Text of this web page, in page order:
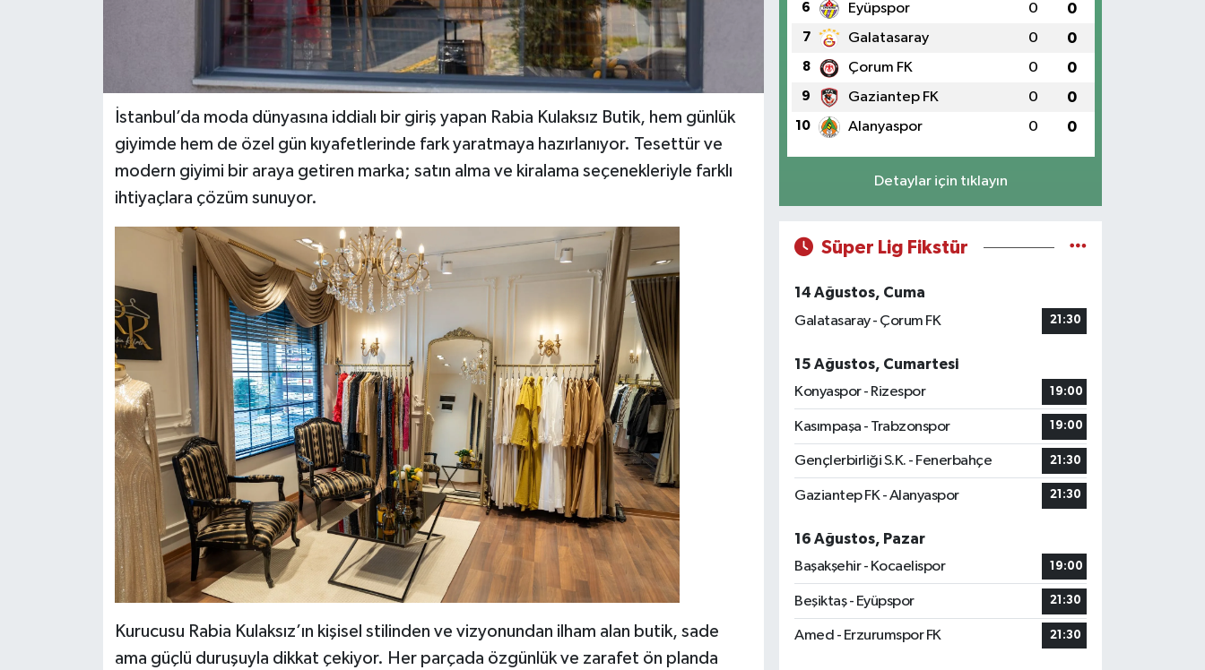
İstanbul’da moda dünyasına iddialı bir giriş yapan Rabia Kulaksız Butik, hem günlük
giyimde hem de özel gün kıyafetlerinde fark yaratmaya hazırlanıyor. Tesettür ve
modern giyimi bir araya getiren marka; satın alma ve kiralama seçenekleriyle farklı
ihtiyaçlara çözüm sunuyor.
Kurucusu Rabia Kulaksız’ın kişisel stilinden ve vizyonundan ilham alan butik, sade
ama güçlü duruşuyla dikkat çekiyor. Her parçada özgünlük ve zarafet ön planda
6 Eyüpspor 0 0
7 Galatasaray 0 0
8 Çorum FK 0 0
9 Gaziantep FK 0 0
10 Alanyaspor 0 0
Detaylar için tıklayın
Süper Lig Fikstür
14 Ağustos, Cuma
Galatasaray - Çorum FK
21:30
15 Ağustos, Cumartesi
Konyaspor - Rizespor
19:00
Kasımpaşa - Trabzonspor 19:00
Gençlerbirliği S.K. - Fenerbahçe 21:30
Gaziantep FK - Alanyaspor 21:30
16 Ağustos, Pazar
Başakşehir - Kocaelispor
19:00
Beşiktaş - Eyüpspor 21:30
Amed - Erzurumspor FK 21:30